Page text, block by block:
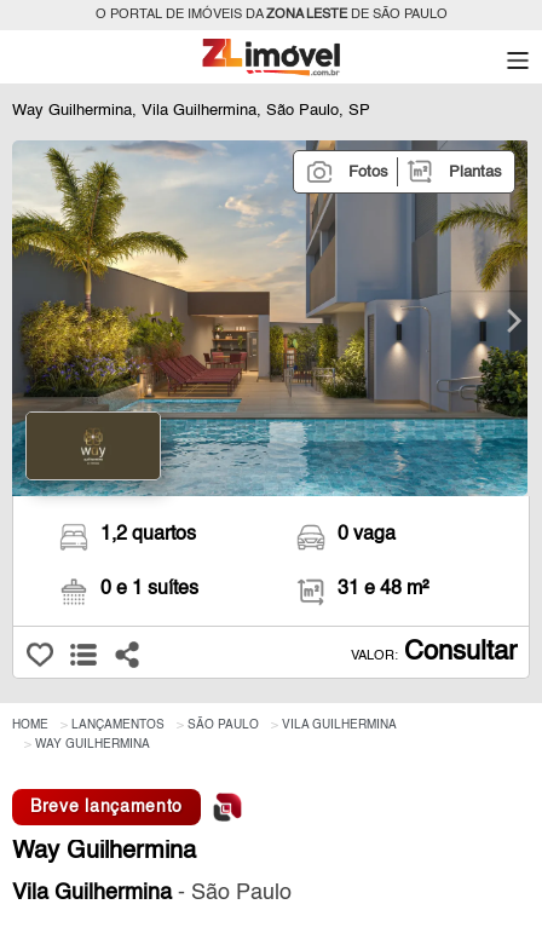
O PORTAL DE IMÓVEIS DAZONA LESTEDE SÃO PAULO
Way Guilhermina, Vila Guilhermina, São Paulo, SP
Fotos Plantas
1,2 quartos
0 e 1 suítes
0 vaga
31 e 48 m²
VALOR: Consultar
HOME LANÇAMENTOS SÃO PAULO
VILA GUILHERMINA
WAY GUILHERMINA
Breve lançamento
Way Guilhermina
Vila Guilhermina- São Paulo